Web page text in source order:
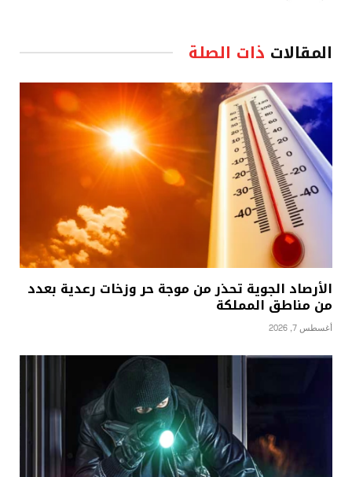
المقالات ذات الصلة
الأرصاد الجوية تحذر من موجة حر وزخات رعدية بعدد
من مناطق المملكة
أغسطس 7, 2026